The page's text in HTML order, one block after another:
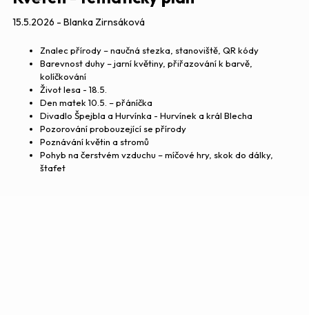
15.5.2026 - Blanka Zirnsáková
Znalec přírody – naučná stezka, stanoviště, QR kódy
Barevnost duhy – jarní květiny, přiřazování k barvě,
kolíčkování
Život lesa - 18.5.
Den matek 10.5. – přáníčka
Divadlo Špejbla a Hurvínka - Hurvínek a král Blecha
Pozorování probouzející se přírody
Poznávání květin a stromů
Pohyb na čerstvém vzduchu – míčové hry, skok do dálky,
štafet